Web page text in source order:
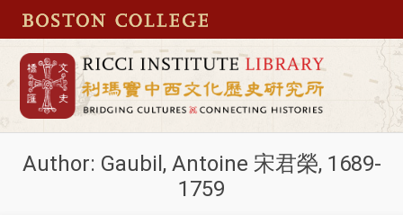
Author: Gaubil, Antoine 宋君榮, 1689-
1759